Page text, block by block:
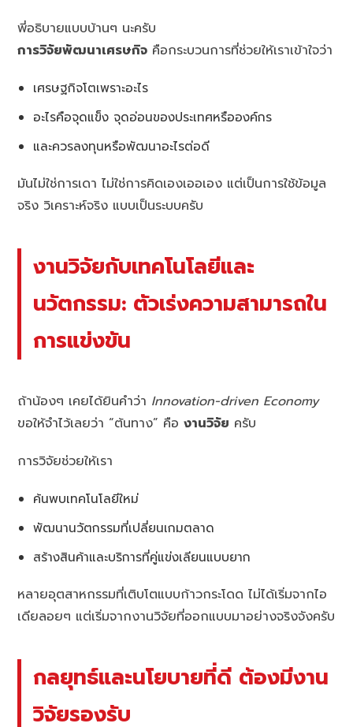
พี่อธิบายแบบบ้านๆ นะครับ
การวิจัยพัฒนาเศรษกิจ คือกระบวนการที่ช่วยให้เราเข้าใจว่า
เศรษฐกิจโตเพราะอะไร
อะไรคือจุดแข็ง จุดอ่อนของประเทศหรือองค์กร
และควรลงทุนหรือพัฒนาอะไรต่อดี
มันไม่ใช่การเดา ไม่ใช่การคิดเองเออเอง แต่เป็นการใช้ข้อมูล
จริง วิเคราะห์จริง แบบเป็นระบบครับ
งานวิจัยกับเทคโนโลยีและ
นวัตกรรม: ตัวเร่งความสามารถใน
การแข่งขัน
ถ้าน้องๆ เคยได้ยินคำว่า Innovation-driven Economy
ขอให้จำไว้เลยว่า “ต้นทาง” คืองานวิจัย ครับ
การวิจัยช่วยให้เรา
ค้นพบเทคโนโลยีใหม่
พัฒนานวัตกรรมที่เปลี่ยนเกมตลาด
สร้างสินค้าและบริการที่คู่แข่งเลียนแบบยาก
หลายอุตสาหกรรมที่เติบโตแบบก้าวกระโดด ไม่ได้เริ่มจากไอ
เดียลอยๆ แต่เริ่มจากงานวิจัยที่ออกแบบมาอย่างจริงจังครับ
กลยุทธ์และนโยบายที่ดี ต้องมีงาน
วิจัยรองรับ